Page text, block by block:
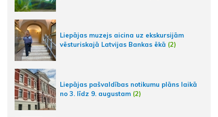
Liepājas muzejs aicina uz ekskursijām
vēsturiskajā Latvijas Bankas ēkā (2)
Liepājas pašvaldības notikumu plāns laikā
no 3. līdz 9. augustam (2)